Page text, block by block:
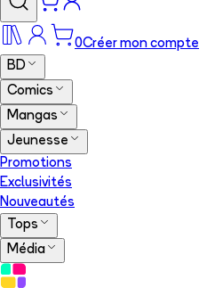
0Créer mon compte
BD
Comics
Mangas
Jeunesse
Promotions
Exclusivités
Nouveautés
Tops
Média